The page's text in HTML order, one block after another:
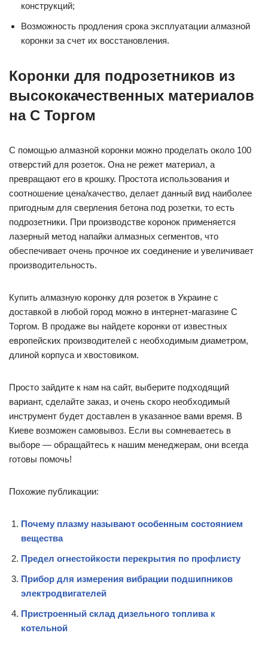
конструкций;
Возможность продления срока эксплуатации алмазной
коронки за счет их восстановления.
Коронки для подрозетников из
высококачественных материалов
на С Торгом
С помощью алмазной коронки можно проделать около 100
отверстий для розеток. Она не режет материал, а
превращают его в крошку. Простота использования и
соотношение цена/качество, делает данный вид наиболее
пригодным для сверления бетона под розетки, то есть
подрозетники. При производстве коронок применяется
лазерный метод напайки алмазных сегментов, что
обеспечивает очень прочное их соединение и увеличивает
производительность.
Купить алмазную коронку для розеток в Украине с
доставкой в любой город можно в интернет-магазине С
Торгом. В продаже вы найдете коронки от известных
европейских производителей с необходимым диаметром,
длиной корпуса и хвостовиком.
Просто зайдите к нам на сайт, выберите подходящий
вариант, сделайте заказ, и очень скоро необходимый
инструмент будет доставлен в указанное вами время. В
Киеве возможен самовывоз. Если вы сомневаетесь в
выборе — обращайтесь к нашим менеджерам, они всегда
готовы помочь!
Похожие публикации:
Почему плазму называют особенным состоянием
вещества
Предел огнестойкости перекрытия по профлисту
Прибор для измерения вибрации подшипников
электродвигателей
Пристроенный склад дизельного топлива к
котельной